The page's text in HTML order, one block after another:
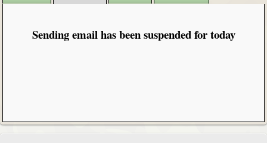
Sending email has been suspended for today